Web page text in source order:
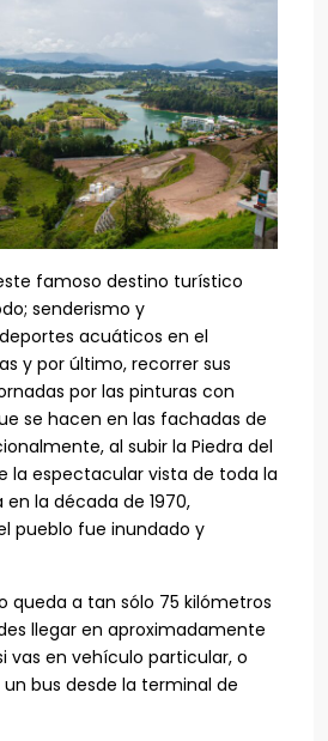
famoso destino turístico
senderismo y
acuáticos en el
y por último, recorrer sus
por las pinturas con
se hacen en las fachadas de
al subir la Piedra del
la espectacular vista de toda la
la década de 1970,
pueblo fue inundado y
queda a tan sólo 75 kilómetros
llegar en aproximadamente
vas en vehículo particular, o
bus desde la terminal de